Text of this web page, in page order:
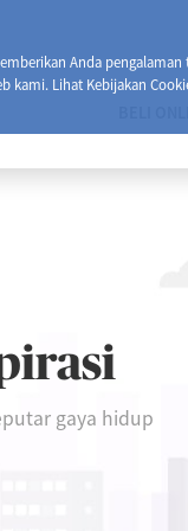
Anda
kami. Lihat Kebijakan
gaya hidup